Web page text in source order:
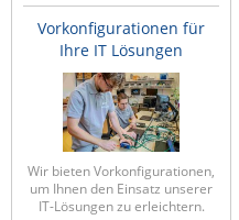
Vorkonfigurationen für
Ihre IT Lösungen
Wir bieten Vorkonfigurationen,
um Ihnen den Einsatz unserer
IT-Lösungen zu erleichtern.